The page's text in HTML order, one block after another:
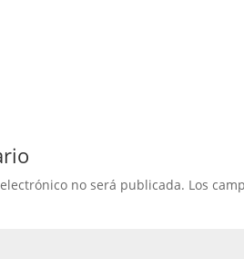
no será publicada. Los